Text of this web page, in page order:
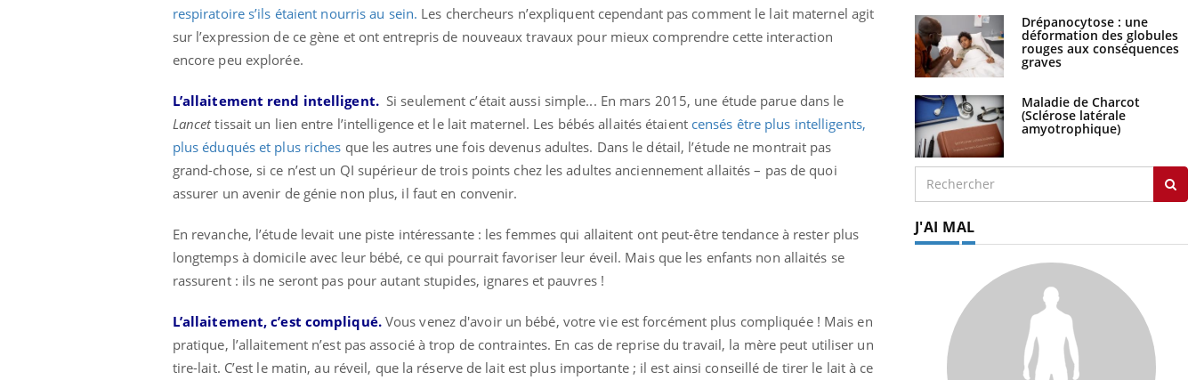
respiratoire s’ils étaient nourris au sein. Les chercheurs n’expliquent cependant pas comment le lait maternel agit
sur l’expression de ce gène et ont entrepris de nouveaux travaux pour mieux comprendre cette interaction
encore peu explorée.
L’allaitement rend intelligent.Si seulement c’était aussi simple... En mars 2015, une étude parue dans le
Lancettissait un lien entre l’intelligence et le lait maternel. Les bébés allaités étaient censés être plus intelligents,
plus éduqués et plus riches que les autres une fois devenus adultes. Dans le détail, l’étude ne montrait pas
grand-chose, si ce n’est un QI supérieur de trois points chez les adultes anciennement allaités – pas de quoi
assurer un avenir de génie non plus, il faut en convenir.
En revanche, l’étude levait une piste intéressante : les femmes qui allaitent ont peut-être tendance à rester plus
longtemps à domicile avec leur bébé, ce qui pourrait favoriser leur éveil. Mais que les enfants non allaités se
rassurent : ils ne seront pas pour autant stupides, ignares et pauvres !
L’allaitement, c’est compliqué. Vous venez d'avoir un bébé, votre vie est forcément plus compliquée ! Mais en
pratique, l’allaitement n’est pas associé à trop de contraintes. En cas de reprise du travail, la mère peut utiliser un
tire-lait. C’est le matin, au réveil, que la réserve de lait est plus importante ; il est ainsi conseillé de tirer le lait à ce
Drépanocytose : une
déformation des globules
rouges aux conséquences
graves
Maladie de Charcot
(Sclérose latérale
amyotrophique)
J'AI MAL